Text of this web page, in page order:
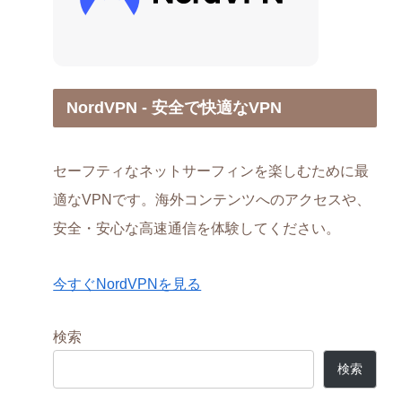
NordVPN - 安全で快適なVPN
セーフティなネットサーフィンを楽しむために最
適なVPNです。海外コンテンツへのアクセスや、
安全・安心な高速通信を体験してください。
今すぐNordVPNを見る
検索
検索